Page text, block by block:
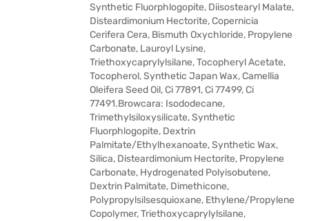
Synthetic Fluorphlogopite, Diisostearyl Malate,
Disteardimonium Hectorite, Copernicia
Cerifera Cera, Bismuth Oxychloride, Propylene
Carbonate, Lauroyl Lysine,
Triethoxycaprylylsilane, Tocopheryl Acetate,
Tocopherol, Synthetic Japan Wax, Camellia
Oleifera Seed Oil, Ci 77891, Ci 77499, Ci
77491.Browcara: Isododecane,
Trimethylsiloxysilicate, Synthetic
Fluorphlogopite, Dextrin
Palmitate/Ethylhexanoate, Synthetic Wax,
Silica, Disteardimonium Hectorite, Propylene
Carbonate, Hydrogenated Polyisobutene,
Dextrin Palmitate, Dimethicone,
Polypropylsilsesquioxane, Ethylene/Propylene
Copolymer, Triethoxycaprylylsilane,